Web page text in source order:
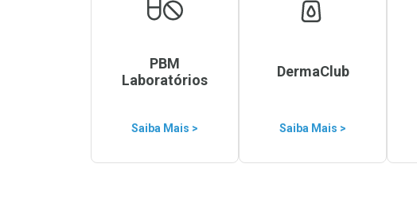
PBM
Laboratórios
Saiba Mais >
DermaClub
Saiba Mais >